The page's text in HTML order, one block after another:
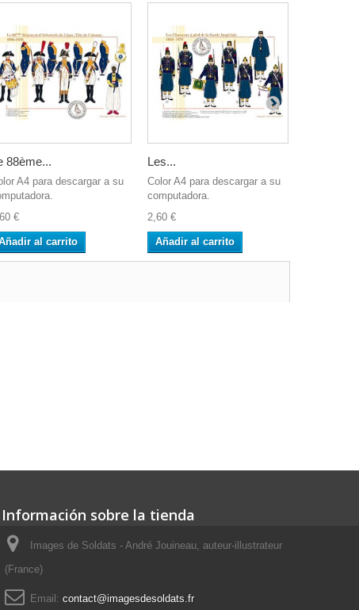
88ème...
A4 para descargar a su
€
al carrito
Les...
Color A4 para descargar a su
computadora.
2,60 €
Añadir al carrito
Información sobre la tienda
Images de Soldats - André Jouineau, auteur-illustrateur
(France)
Email: contact@imagesdesoldats.fr